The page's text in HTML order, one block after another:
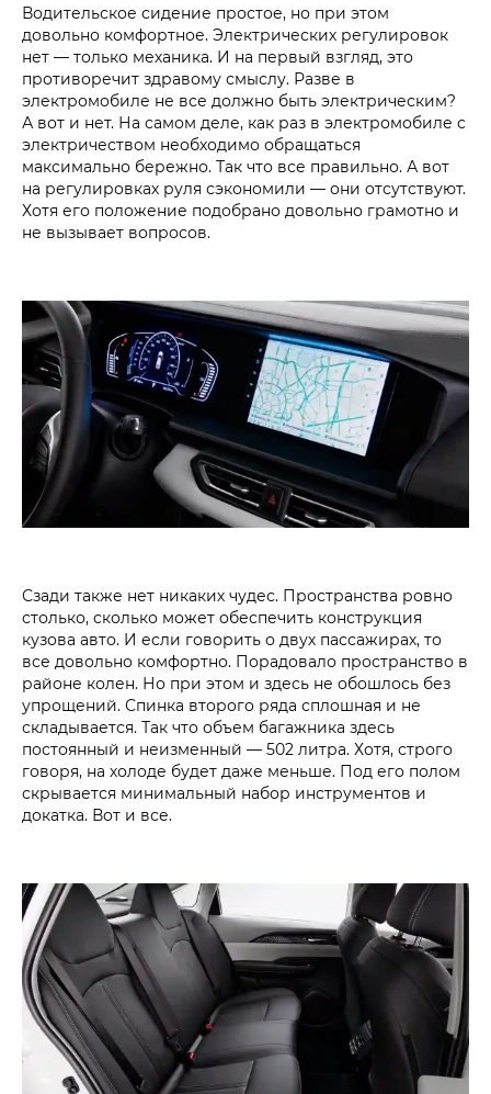
Водительское сидение простое, но при этом
довольно комфортное. Электрических регулировок
нет — только механика. И на первый взгляд, это
противоречит здравому смыслу. Разве в
электромобиле не все должно быть электрическим?
А вот и нет. На самом деле, как раз в электромобиле с
электричеством необходимо обращаться
максимально бережно. Так что все правильно. А вот
на регулировках руля сэкономили — они отсутствуют.
Хотя его положение подобрано довольно грамотно и
не вызывает вопросов.
Сзади также нет никаких чудес. Пространства ровно
столько, сколько может обеспечить конструкция
кузова авто. И если говорить о двух пассажирах, то
все довольно комфортно. Порадовало пространство в
районе колен. Но при этом и здесь не обошлось без
упрощений. Спинка второго ряда сплошная и не
складывается. Так что объем багажника здесь
постоянный и неизменный — 502 литра. Хотя, строго
говоря, на холоде будет даже меньше. Под его полом
скрывается минимальный набор инструментов и
докатка. Вот и все.